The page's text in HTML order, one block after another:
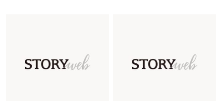
とくせ黒ワンピ】〈5選〉